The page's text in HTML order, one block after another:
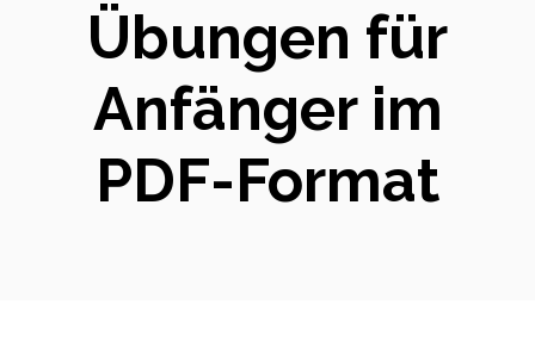
Übungen für
Anfänger im
PDF-Format